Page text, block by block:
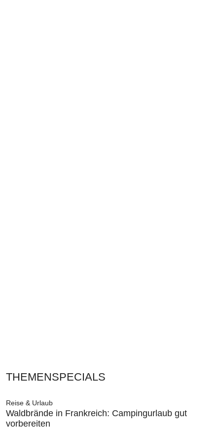
THEMENSPECIALS
Reise & Urlaub
Waldbrände in Frankreich: Campingurlaub gut
vorbereiten